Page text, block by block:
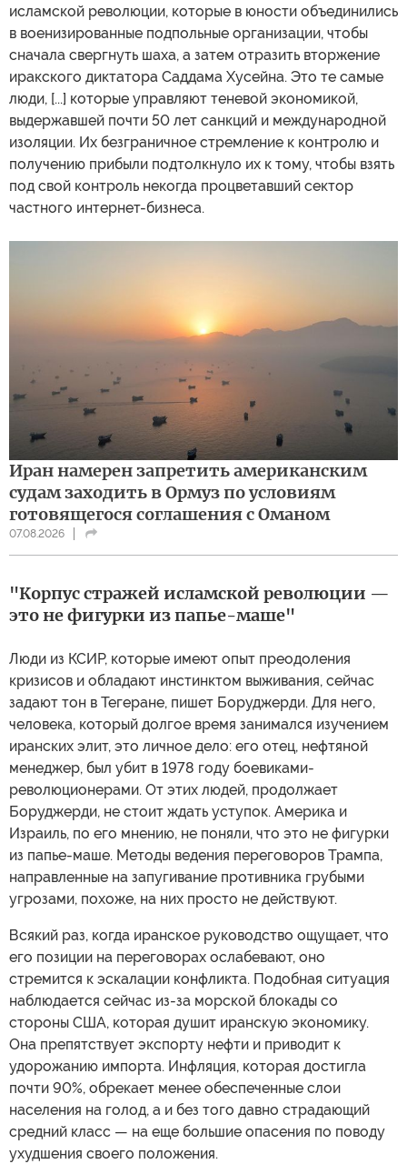
исламской революции, которые в юности объединились
в военизированные подпольные организации, чтобы
сначала свергнуть шаха, а затем отразить вторжение
иракского диктатора Саддама Хусейна. Это те самые
люди, [...] которые управляют теневой экономикой,
выдержавшей почти 50 лет санкций и международной
изоляции. Их безграничное стремление к контролю и
получению прибыли подтолкнуло их к тому, чтобы взять
под свой контроль некогда процветавший сектор
частного интернет-бизнеса.
Иран намерен запретить американским
судам заходить в Ормуз по условиям
готовящегося соглашения с Оманом
07.08.2026
"Корпус стражей исламской революции —
это не фигурки из папье-маше"
Люди из КСИР, которые имеют опыт преодоления
кризисов и обладают инстинктом выживания, сейчас
задают тон в Тегеране, пишет Боруджерди. Для него,
человека, который долгое время занимался изучением
иранских элит, это личное дело: его отец, нефтяной
менеджер, был убит в 1978 году боевиками-
революционерами. От этих людей, продолжает
Боруджерди, не стоит ждать уступок. Америка и
Израиль, по его мнению, не поняли, что это не фигурки
из папье-маше. Методы ведения переговоров Трампа,
направленные на запугивание противника грубыми
угрозами, похоже, на них просто не действуют.
Всякий раз, когда иранское руководство ощущает, что
его позиции на переговорах ослабевают, оно
стремится к эскалации конфликта. Подобная ситуация
наблюдается сейчас из-за морской блокады со
стороны США, которая душит иранскую экономику.
Она препятствует экспорту нефти и приводит к
удорожанию импорта. Инфляция, которая достигла
почти 90%, обрекает менее обеспеченные слои
населения на голод, а и без того давно страдающий
средний класс — на еще большие опасения по поводу
ухудшения своего положения.